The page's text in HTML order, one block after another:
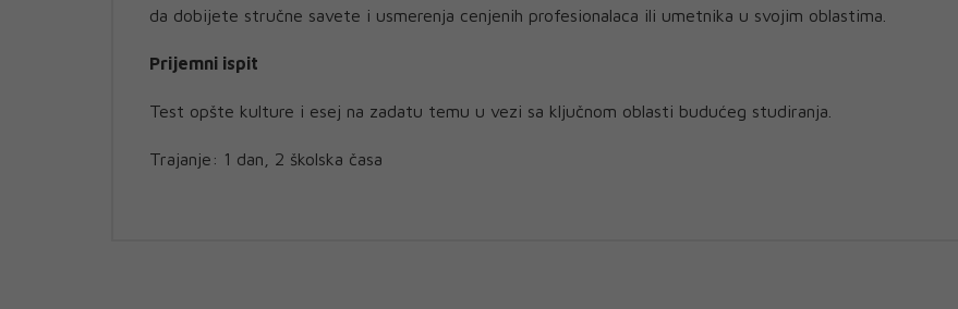
da dobijete stručne savete i usmerenja cenjenih profesionalaca ili umetnika u svojim oblastima.
Prijemni ispit
Test opšte kulture i esej na zadatu temu u vezi sa ključnom oblasti budućeg studiranja.
Trajanje: 1 dan, 2 školska časa